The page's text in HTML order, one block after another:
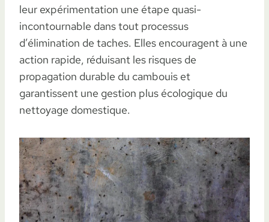
leur expérimentation une étape quasi-
incontournable dans tout processus
d’élimination de taches. Elles encouragent à une
action rapide, réduisant les risques de
propagation durable du cambouis et
garantissent une gestion plus écologique du
nettoyage domestique.